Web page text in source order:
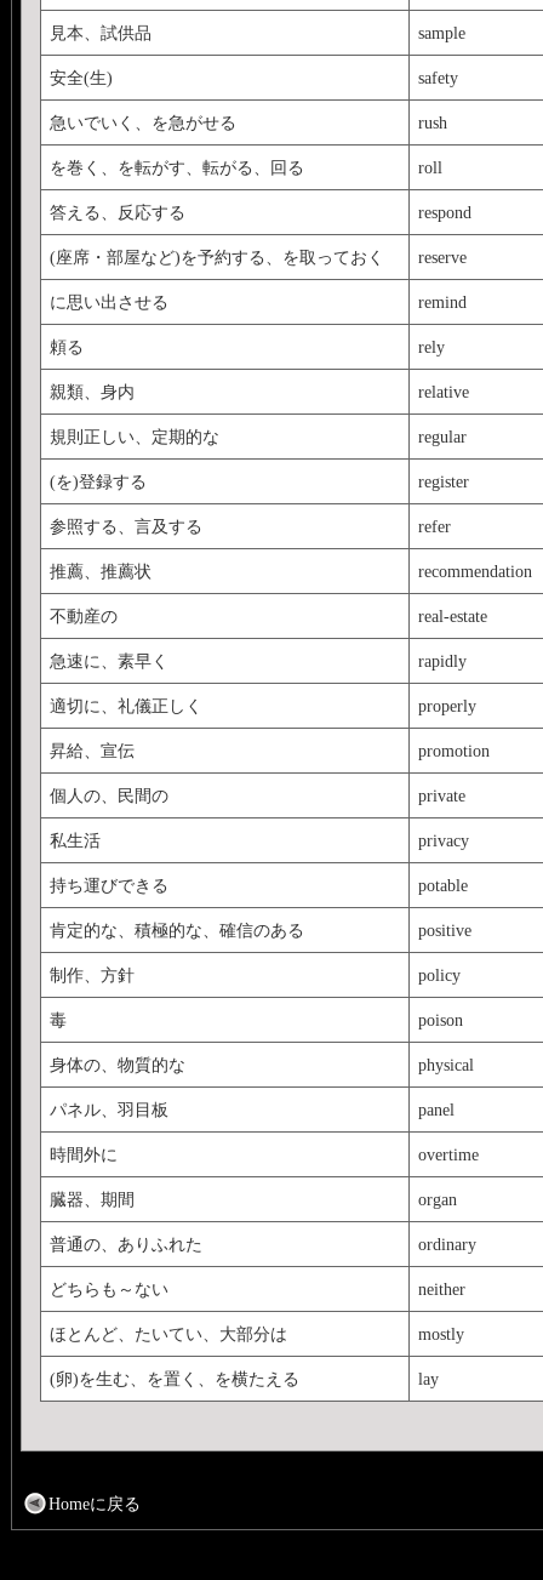
見本、試供品 sample
安全(生) safety
急いでいく、を急がせる rush
を巻く、を転がす、転がる、回る roll
答える、反応する respond
(座席・部屋など)を予約する、を取っておく reserve
に思い出させる remind
頼る rely
親類、身内 relative
規則正しい、定期的な regular
(を)登録する register
参照する、言及する refer
推薦、推薦状 recommendation
不動産の real-estate
急速に、素早く rapidly
適切に、礼儀正しく properly
昇給、宣伝 promotion
個人の、民間の private
私生活 privacy
持ち運びできる potable
肯定的な、積極的な、確信のある positive
制作、方針 policy
毒 poison
身体の、物質的な physical
パネル、羽目板 panel
時間外に overtime
臓器、期間 organ
普通の、ありふれた ordinary
どちらも～ない neither
ほとんど、たいてい、大部分は mostly
(卵)を生む、を置く、を横たえる lay
Homeに戻る